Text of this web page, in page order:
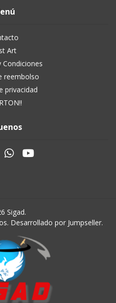
Art
Condiciones
reembolso
privacidad
Sigad.
Desarrollado por Jumpseller.